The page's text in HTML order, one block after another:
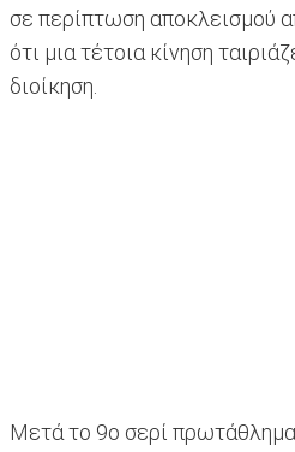
σε περίπτωση αποκλεισμού
ότι μια τέτοια κίνηση
διοίκηση.
Μετά το 9ο σερί